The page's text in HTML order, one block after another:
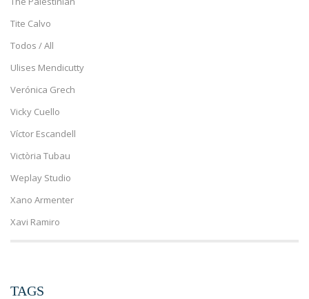
Tite Calvo
Todos / All
Ulises Mendicutty
Verónica Grech
Vicky Cuello
Víctor Escandell
Victòria Tubau
Weplay Studio
Xano Armenter
Xavi Ramiro
TAGS